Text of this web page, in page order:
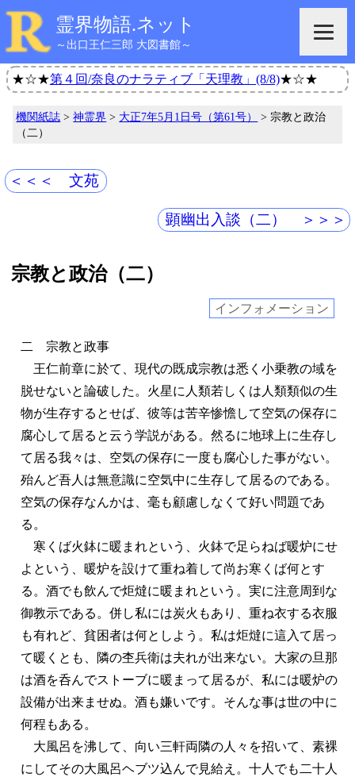
霊界物語.ネット
～出口王仁三郎 大図書館～
★☆★第４回/奈良のナラティブ「天理教」(8/8)★☆★
機関紙誌 >神霊界 > 大正7年5月1日号（第61号）
> 宗教と政治
（二）
＜＜＜ 文苑
顕幽出入談（二） ＞＞＞
宗教と政治（二）
インフォメーション
二 宗教と政事
王仁前章に於て、現代の既成宗教は悉く小乗教の域を
脱せないと論破した。火星に人類若しくは人類類似の生
物が生存するとせば、彼等は苦辛惨憺して空気の保存に
腐心して居ると云う学説がある。然るに地球上に生存し
て居る我々は、空気の保存に一度も腐心した事がない。
殆んど吾人は無意識に空気中に生存して居るのである。
空気の保存なんかは、毫も顧慮しなくて好い問題であ
る。
寒くば火鉢に暖まれという、火鉢で足らねば暖炉にせ
よという、暖炉を設けて重ね着して尚お寒くば何とす
る。酒でも飲んで炬燵に暖まれという。実に注意周到な
御教示である。併し私には炭火もあり、重ね衣する衣服
も有れど、貧困者は何としよう。私は炬燵に這入て居っ
て暖くとも、隣の杢兵衛は夫れが出来ない。大家の旦那
は酒を呑んでストーブに暖まって居るが、私には暖炉の
設備が出来ませぬ。酒も嫌いです。そんな事は世の中に
何程もある。
大風呂を沸して、向い三軒両隣の人々を招いて、素裸
にしてその大風呂ヘブツ込んで見給え。十人でも二十人